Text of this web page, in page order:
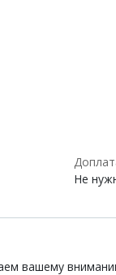
Не
вашему